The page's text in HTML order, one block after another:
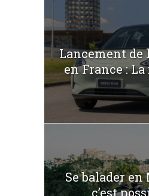
Lancement de
en France :
Se balader en
c’est